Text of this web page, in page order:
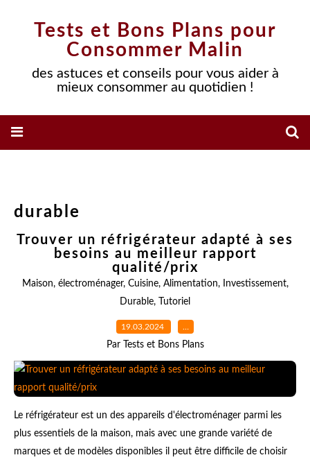
Tests et Bons Plans pour
Consommer Malin
des astuces et conseils pour vous aider à
mieux consommer au quotidien !
durable
Trouver un réfrigérateur adapté à ses
besoins au meilleur rapport
qualité/prix
Maison, électroménager, Cuisine, Alimentation, Investissement,
Durable, Tutoriel
19.03.2024 …
Par Tests et Bons Plans
Le réfrigérateur est un des appareils d'électroménager parmi les
plus essentiels de la maison, mais avec une grande variété de
marques et de modèles disponibles il peut être difficile de choisir